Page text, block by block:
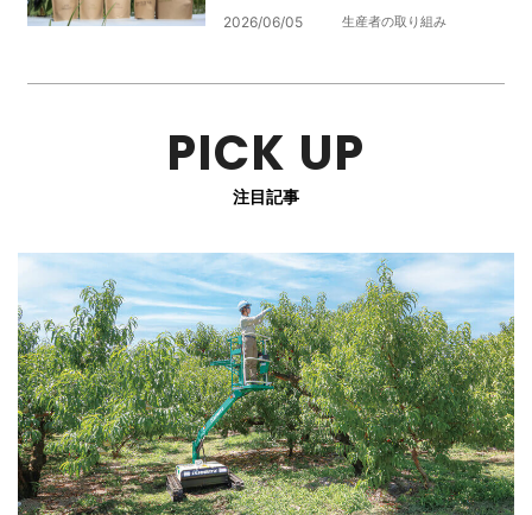
2026/06/05 生産者の取り組み
PICK UP
注目記事